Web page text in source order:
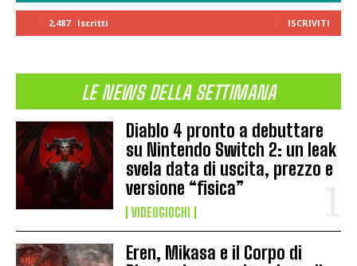
2,487 Iscritti ISCRIVITI
LE NEWS DELLA SETTIMANA
Diablo 4 pronto a debuttare
su Nintendo Switch 2: un leak
svela data di uscita, prezzo e
versione “fisica”
VIDEOGIOCHI
Eren, Mikasa e il Corpo di